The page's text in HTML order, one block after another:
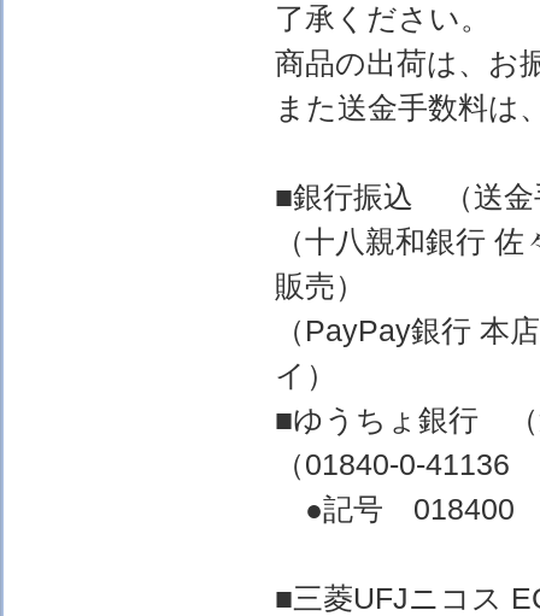
了承ください。
商品の出荷は、お
また送金手数料は
■銀行振込 （送金
（十八親和銀行
販売）
（PayPay銀行
イ）
■ゆうちょ銀行 （
（01840-0-
●記号 018400
■三菱UFJニコス